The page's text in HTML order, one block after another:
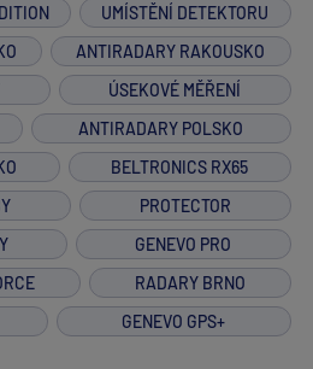
UMÍSTĚNÍ DETEKTORU
ANTIRADARY RAKOUSKO
ÚSEKOVÉ MĚŘENÍ
ANTIRADARY POLSKO
BELTRONICS RX65
PROTECTOR
GENEVO PRO
RADARY BRNO
GENEVO GPS+